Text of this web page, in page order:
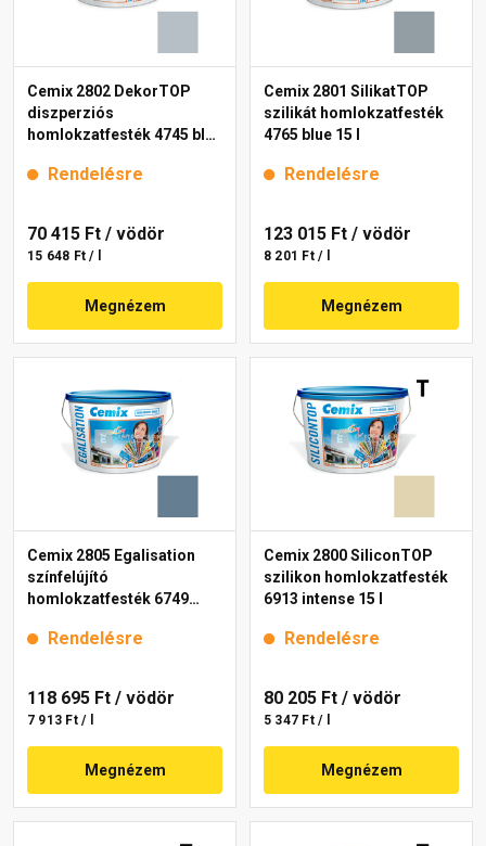
Cemix 2802 DekorTOP
diszperziós
homlokzatfesték 4745 blue
Rendelésre
70 415 Ft / vödör
15 648 Ft / l
Megnézem
Cemix 2801 SilikatTOP
szilikát homlokzatfesték
4765 blue 15 l
Rendelésre
123 015 Ft / vödör
8 201 Ft / l
Megnézem
Cemix 2805 Egalisation
színfelújító
homlokzatfesték 6749
Rendelésre
118 695 Ft / vödör
7 913 Ft / l
Megnézem
Cemix 2800 SiliconTOP
szilikon homlokzatfesték
6913 intense 15 l
Rendelésre
80 205 Ft / vödör
5 347 Ft / l
Megnézem